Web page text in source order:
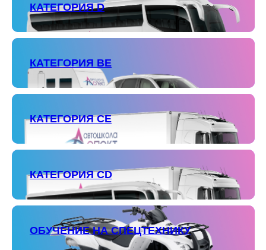
КАТЕГОРИЯ D
КАТЕГОРИЯ ВЕ
КАТЕГОРИЯ СЕ
КАТЕГОРИЯ СD
ОБУЧЕНИЕ НА СПЕЦТЕХНИКУ